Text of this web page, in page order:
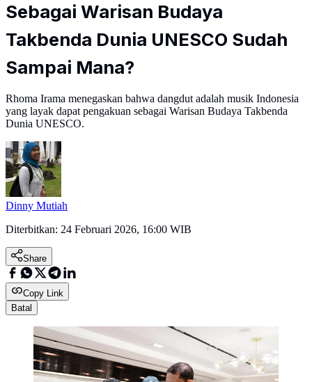
Sebagai Warisan Budaya
Takbenda Dunia UNESCO Sudah
Sampai Mana?
Rhoma Irama menegaskan bahwa dangdut adalah musik Indonesia
yang layak dapat pengakuan sebagai Warisan Budaya Takbenda
Dunia UNESCO.
Dinny Mutiah
Diterbitkan: 24 Februari 2026, 16:00 WIB
Share
Copy Link
Batal